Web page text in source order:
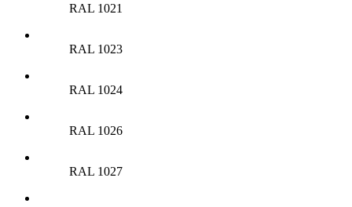
RAL 1021
RAL 1023
RAL 1024
RAL 1026
RAL 1027